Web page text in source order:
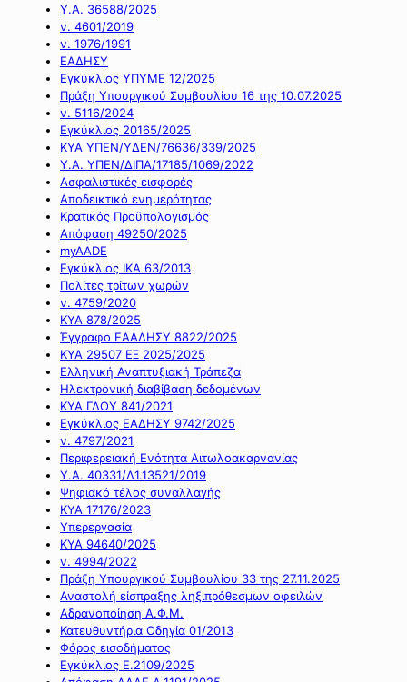
Υ.Α. 36588/2025
ν. 4601/2019
ν. 1976/1991
ΕΑΔΗΣΥ
Εγκύκλιος ΥΠΥΜΕ 12/2025
Πράξη Υπουργικού Συμβουλίου 16 της 10.07.2025
ν. 5116/2024
Εγκύκλιος 20165/2025
ΚΥΑ ΥΠΕΝ/ΥΔΕΝ/76636/339/2025
Υ.Α. ΥΠΕΝ/ΔΙΠΑ/17185/1069/2022
Ασφαλιστικές εισφορές
Αποδεικτικό ενημερότητας
Κρατικός Προϋπολογισμός
Απόφαση 49250/2025
myAADE
Εγκύκλιος ΙΚΑ 63/2013
Πολίτες τρίτων χωρών
ν. 4759/2020
ΚΥΑ 878/2025
Έγγραφο ΕΑΑΔΗΣΥ 8822/2025
ΚΥΑ 29507 ΕΞ 2025/2025
Ελληνική Αναπτυξιακή Τράπεζα
Ηλεκτρονική διαβίβαση δεδομένων
ΚΥΑ ΓΔΟΥ 841/2021
Εγκύκλιος ΕΑΔΗΣΥ 9742/2025
ν. 4797/2021
Περιφερειακή Ενότητα Αιτωλοακαρνανίας
Υ.Α. 40331/Δ1.13521/2019
Ψηφιακό τέλος συναλλαγής
ΚΥΑ 17176/2023
Υπερεργασία
ΚΥΑ 94640/2025
ν. 4994/2022
Πράξη Υπουργικού Συμβουλίου 33 της 27.11.2025
Αναστολή είσπραξης ληξιπρόθεσμων οφειλών
Αδρανοποίηση Α.Φ.Μ.
Κατευθυντήρια Οδηγία 01/2013
Φόρος εισοδήματος
Εγκύκλιος Ε.2109/2025